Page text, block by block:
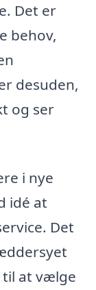
Det er
behov,
desuden,
og ser
i nye
idé at
Det
til at vælge